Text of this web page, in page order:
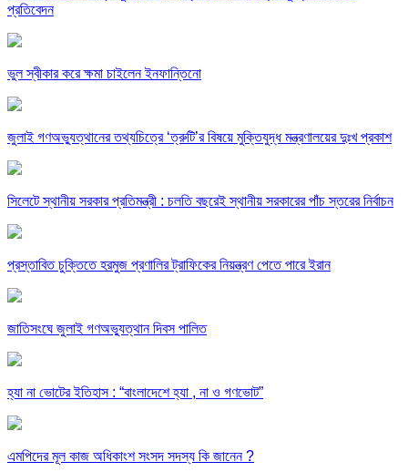
প্রতিবেদন
ভুল স্বীকার করে ক্ষমা চাইলেন ইনফান্তিনো
জুলাই গণঅভ্যুত্থানের তথ্যচিত্রে ‘ত্রুটি’র বিষয়ে মুক্তিযুদ্ধ মন্ত্রণালয়ের দুঃখ প্রকাশ
সিলেটে স্থানীয় সরকার প্রতিমন্ত্রী : চলতি বছরেই স্থানীয় সরকারের পাঁচ স্তরের নির্বাচন
প্রস্তাবিত চুক্তিতে হরমুজ প্রণালির ট্রাফিকের নিয়ন্ত্রণ পেতে পারে ইরান
জাতিসংঘে জুলাই গণঅভ্যুত্থান দিবস পালিত
হ্যা না ভোটের ইতিহাস : “বাংলাদেশে হ্যা , না ও গণভোট”
এমপিদের মূল কাজ অধিকাংশ সংসদ সদস্য কি জানেন ?